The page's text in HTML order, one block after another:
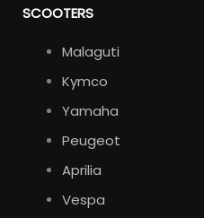
SCOOTERS
Malaguti
Kymco
Yamaha
Peugeot
Aprilia
Vespa